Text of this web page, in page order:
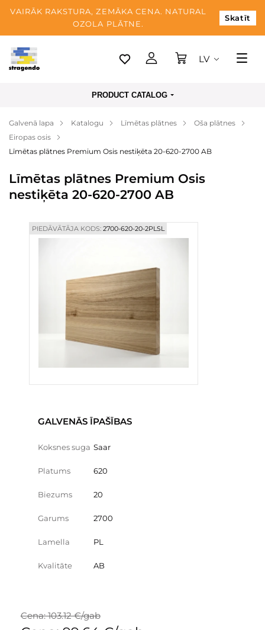
VAIRĀK RAKSTURA, ZEMĀKA CENA. NATURAL
OZOLA PLĀTNE.
Skatīt
Tallina
Apmaksa
Par mums
Blogs
Kontaktinformācija
LV
PRODUCT CATALOG
Galvenā lapa Katalogu Līmētas plātnes
Oša plātnes
Eiropas osis
Līmētas plātnes Premium Osis nestiķēta 20-620-2700 AB
Līmētas plātnes Premium Osis
nestiķēta 20-620-2700 AB
PIEDĀVĀTĀJA KODS:2700-620-20-2PLSL
GALVENĀS ĪPAŠĪBAS
Koksnes suga Saar
Platums 620
Biezums 20
Garums 2700
Lamella PL
Kvalitāte AB
Cena: 103.12 €/gab